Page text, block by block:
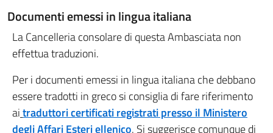
Documenti emessi in lingua italiana
La Cancelleria consolare di questa Ambasciata non
effettua traduzioni.
Per i documenti emessi in lingua italiana che debbano
essere tradotti in greco si consiglia di fare riferimento
aitraduttori certificati registrati presso il Ministero
degli Affari Esteri ellenico. Si suggerisce comunque di